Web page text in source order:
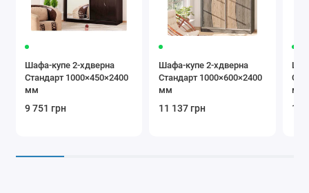
Шафа-купе 2-хдверна
Стандарт 1000×450×2400
мм
9 751 грн
Шафа-купе 2-хдверна
Стандарт 1000×600×2400
мм
11 137 грн
мм
10